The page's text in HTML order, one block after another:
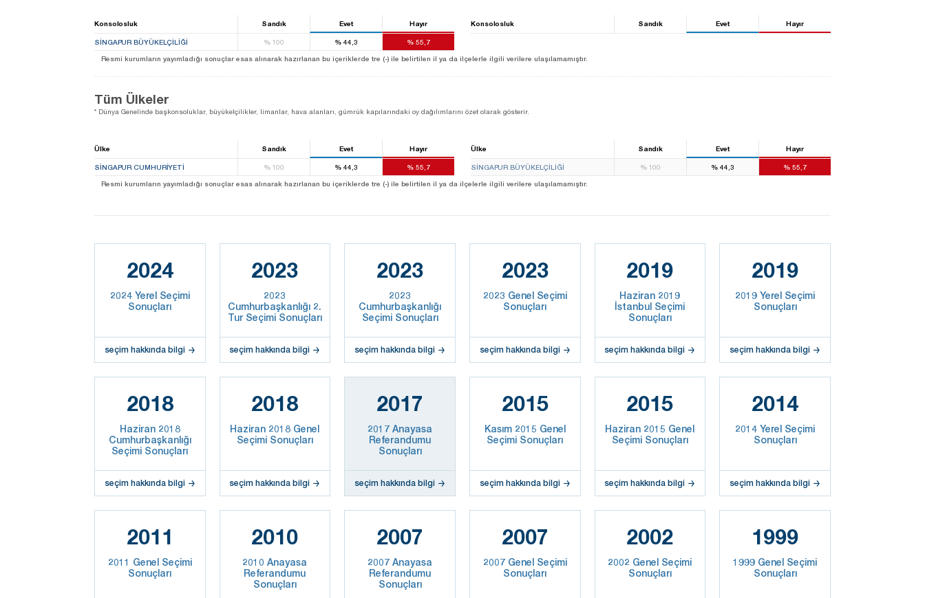
Konsolosluk Sandık Evet Hayır Konsolosluk Sandık Evet Hayır
SINGAPUR BÜYÜKELÇILIĞI %100 % 44,3 % 55,7
Resmi kurumların yayımladığı sonuçlar esas alınarak hazırlanan bu içeriklerde tre (-) ile belirtilen il ya da ilçelerle ilgili verilere ulaşılamamıştır.
Tüm Ülkeler
* Dünya Genelinde başkonsoluklar, büyükelçilikler, limanlar, hava alanları, gümrük kapılarındaki oy dağılımlarını özet olarak gösterir.
Ülke Sandık Evet Hayır Ülke Sandık Evet Hayır
SINGAPUR CUMHURIYETI %100 % 44,3 % 55,7 SINGAPUR BÜYÜKELÇILIĞI %100 % 44,3 % 55,7
Resmi kurumların yayımladığı sonuçlar esas alınarak hazırlanan bu içeriklerde tre (-) ile belirtilen il ya da ilçelerle ilgili verilere ulaşılamamıştır.
2024
2024 Yerel Seçimi
Sonuçları
seçim hakkında bilgi
2023
2023
Cumhurbaşkanlığı 2.
Tur Seçimi Sonuçları
seçim hakkında bilgi
2023
2023
Cumhurbaşkanlığı
Seçimi Sonuçları
seçim hakkında bilgi
2023
2023 Genel Seçimi
Sonuçları
seçim hakkında bilgi
2019
Haziran 2019
İstanbul Seçimi
Sonuçları
seçim hakkında bilgi
2019
2019 Yerel Seçimi
Sonuçları
seçim hakkında bilgi
2018
Haziran 2018
Cumhurbaşkanlığı
Seçimi Sonuçları
seçim hakkında bilgi
2018
Haziran 2018 Genel
Seçimi Sonuçları
seçim hakkında bilgi
2017
2017 Anayasa
Referandumu
Sonuçları
seçim hakkında bilgi
2015
Kasım 2015 Genel
Seçimi Sonuçları
seçim hakkında bilgi
2015
Haziran 2015 Genel
Seçimi Sonuçları
seçim hakkında bilgi
2014
2014 Yerel Seçimi
Sonuçları
seçim hakkında bilgi
2011
2011 Genel Seçimi
Sonuçları
2010
2010 Anayasa
Referandumu
Sonuçları
2007
2007 Anayasa
Referandumu
Sonuçları
2007
2007 Genel Seçimi
Sonuçları
2002
2002 Genel Seçimi
Sonuçları
1999
1999 Genel Seçimi
Sonuçları